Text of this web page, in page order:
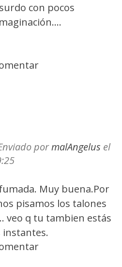
con pocos
pormalAngelus el
Muy buena.Por
pisamos los talones
veo q tu tambien estás
instantes.